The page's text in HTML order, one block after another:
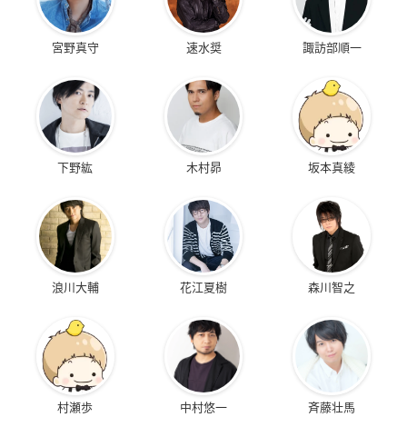
宮野真守 速水奨 諏訪部順一
下野紘 木村昴 坂本真綾
浪川大輔 花江夏樹 森川智之
村瀬歩 中村悠一 斉藤壮馬